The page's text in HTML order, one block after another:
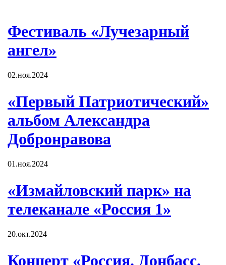
Фестиваль «Лучезарный
ангел»
02.ноя.2024
«Первый Патриотический»
альбом Александра
Добронравова
01.ноя.2024
«Измайловский парк» на
телеканале «Россия 1»
20.окт.2024
Концерт «Россия. Донбасс.